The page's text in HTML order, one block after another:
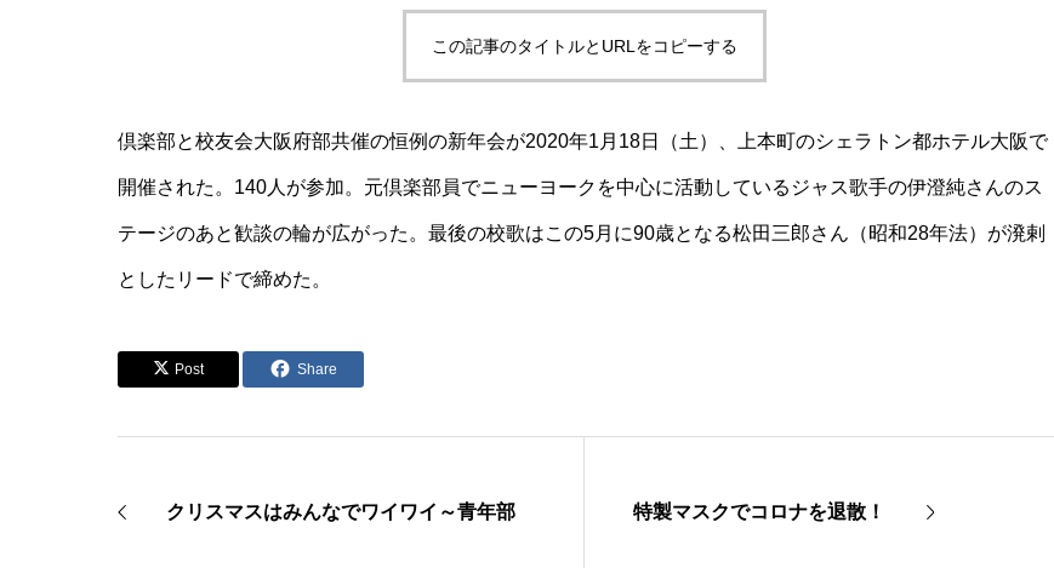
この記事のタイトルとURLをコピーする
倶楽部と校友会大阪府部共催の恒例の新年会が2020年1月18日（土）、上本町のシェラトン都ホテル大阪で
開催された。140人が参加。元倶楽部員でニューヨークを中心に活動しているジャス歌手の伊澄純さんのス
テージのあと歓談の輪が広がった。最後の校歌はこの5月に90歳となる松田三郎さん（昭和28年法）が溌剌
としたリードで締めた。
Post Share
クリスマスはみんなでワイワイ～青年部 特製マスクでコロナを退散！